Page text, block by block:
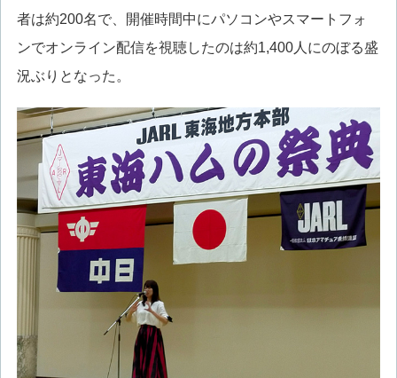
者は約200名で、開催時間中にパソコンやスマートフォ
ンでオンライン配信を視聴したのは約1,400人にのぼる盛
況ぶりとなった。